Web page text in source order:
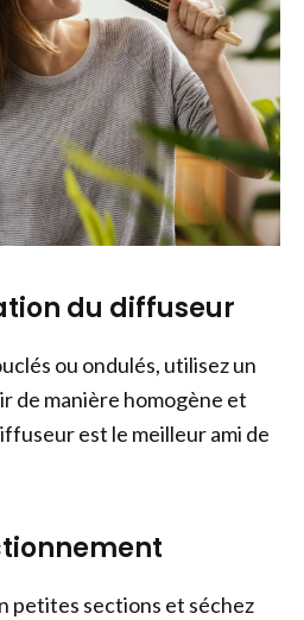
du diffuseur
ou ondulés, utilisez un
de manière homogène et
est le meilleur ami de
petites sections et séchez